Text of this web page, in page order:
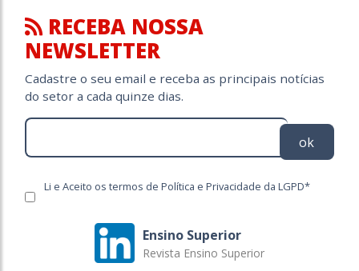
RECEBA NOSSA
NEWSLETTER
Cadastre o seu email e receba as principais notícias
do setor a cada quinze dias.
ok
Li e Aceito os termos de Política e Privacidade da LGPD*
Ensino Superior
Revista Ensino Superior